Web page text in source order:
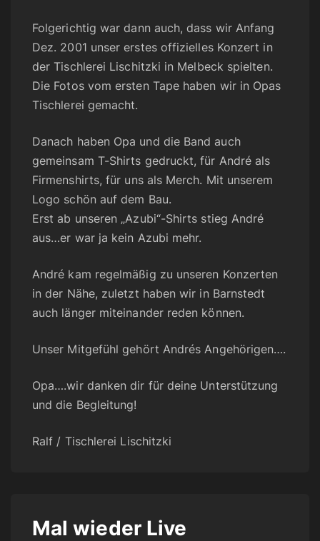
Folgerichtig war dann auch, dass wir Anfang
Dez. 2001 unser erstes offizielles Konzert in
der Tischlerei Lischitzki in Melbeck spielten.
Die Fotos vom ersten Tape haben wir in Opas
Tischlerei gemacht.
Danach haben Opa und die Band auch
gemeinsam T-Shirts gedruckt, für André als
Firmenshirts, für uns als Merch. Mit unserem
Logo schön auf dem Bau.
Erst ab unseren „Azubi“-Shirts stieg André
aus…er war ja kein Azubi mehr.
André kam regelmäßig zu unseren Konzerten
in der Nähe, zuletzt haben wir in Barnstedt
auch länger miteinander reden können.
Unser Mitgefühl gehört Andrés Angehörigen….
Opa….wir danken dir für deine Unterstützung
und die Begleitung!
Ralf / Tischlerei Lischitzki
Mal wieder Live